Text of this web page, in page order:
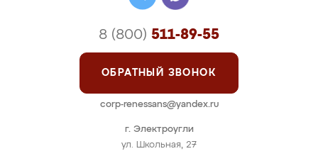
г. Электроугли
ул. Школьная, 27
8 (800) 511-89-55
ОБРАТНЫЙ ЗВОНОК
corp-renessans@yandex.ru